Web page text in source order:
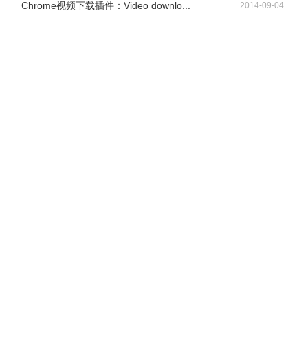
Chrome视频下载插件：Video downlo... 2014-09-04